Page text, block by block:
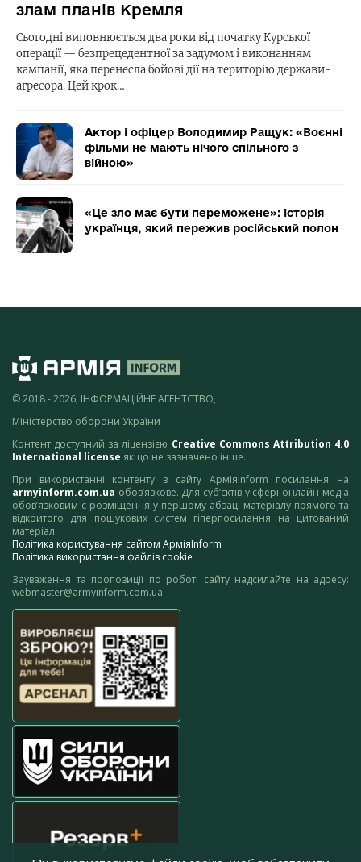
злам планів Кремля
Сьогодні виповнюється два роки від початку Курської
операції — безпрецедентної за задумом і виконанням
кампанії, яка перенесла бойові дії на територію держави-
агресора. Цей крок…
Актор і офіцер Володимир Ращук: «Воєнні
фільми не мають нічого спільного з
війною»
«Це зло має бути переможене»: історія
українця, який пережив російський полон
© 2018 - 2026, ІНФОРМАЦІЙНЕ АГЕНТСТВО,
Міністерство оборони України
Контент доступний за ліцензією Creative Commons Attribution 4.0
International license якщо не зазначено інше.
При використанні контенту з сайту АрміяInform посилання на
armyinform.com.ua обов’язкове. Для суб’єктів у сфері онлайн-медіа
обов’язковим є розміщення у першому абзаці матеріалу прямого та
відкритого для пошукових систем гіперпосилання на цитований
матеріал.
Політика користування сайтом АрміяInform
Політика використання файлів cookie
Зауваження та пропозиції по роботі сайту надсилайте на адресу:
webmaster@armyinform.com.ua